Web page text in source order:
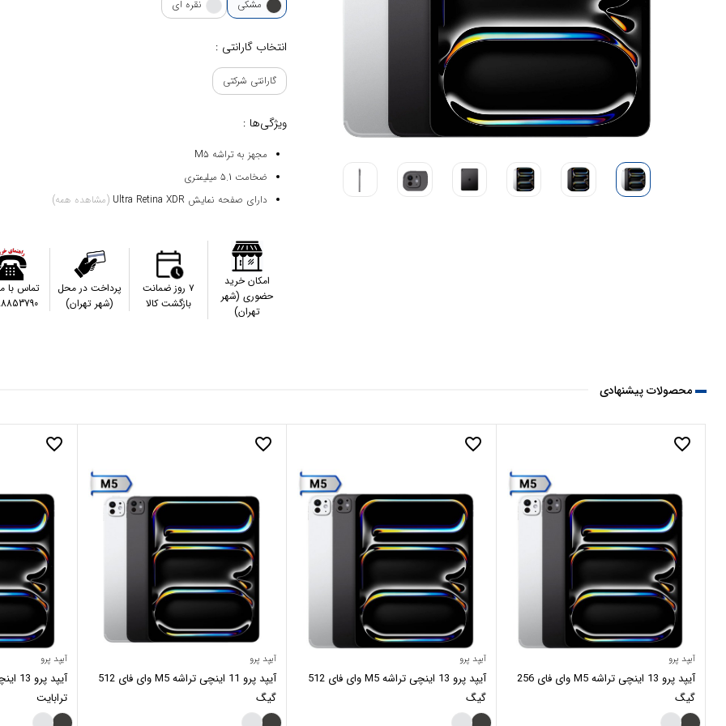
مشکی نقره ای
انتخاب گارانتی :
گارانتی شرکتی
ویژگی‌ها :
مجهز به تراشه M5
ضخامت 5.1 میلیمتری
دارای صفحه نمایش Ultra Retina XDR
(مشاهده همه)
امکان خرید
حضوری (شهر
تهران)
۷ روز ضمانت
بازگشت کالا
پرداخت در محل
(شهر تهران)
تماس با
محصولات پیشنهادی
favorite_border
آیپد پرو
آیپد پرو 13 اینچی تراشه M5 وای فای 256
گیگ
favorite_border
آیپد پرو
آیپد پرو 13 اینچی تراشه M5 وای فای 512
گیگ
favorite_border
آیپد پرو
آیپد پرو 11 اینچی تراشه M5 وای فای 512
گیگ
favorite_border
آیپد پرو
ترابایت